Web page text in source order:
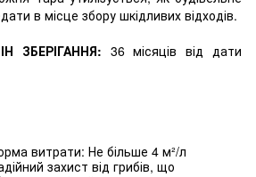
в місце збору шкідливих відходів.
ЗБЕРІГАННЯ: 36 місяців від дати
витрати: Не більше 4 м²/л
захист від грибів, що